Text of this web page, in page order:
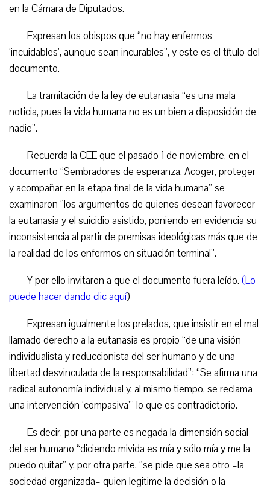
en la Cámara de Diputados.
Expresan los obispos que “no hay enfermos
‘incuidables’, aunque sean incurables”, y este es el título del
documento.
La tramitación de la ley de eutanasia “es una mala
noticia, pues la vida humana no es un bien a disposición de
nadie”.
Recuerda la CEE que el pasado 1 de noviembre, en el
documento “Sembradores de esperanza. Acoger, proteger
y acompañar en la etapa final de la vida humana” se
examinaron “los argumentos de quienes desean favorecer
la eutanasia y el suicidio asistido, poniendo en evidencia su
inconsistencia al partir de premisas ideológicas más que de
la realidad de los enfermos en situación terminal”.
Y por ello invitaron a que el documento fuera leído. (Lo
puede hacer dando clic aquí)
Expresan igualmente los prelados, que insistir en el mal
llamado derecho a la eutanasia es propio “de una visión
individualista y reduccionista del ser humano y de una
libertad desvinculada de la responsabilidad”: “Se afirma una
radical autonomía individual y, al mismo tiempo, se reclama
una intervención ‘compasiva’” lo que es contradictorio.
Es decir, por una parte es negada la dimensión social
del ser humano “diciendo mivida es mía y sólo mía y me la
puedo quitar” y, por otra parte, “se pide que sea otro –la
sociedad organizada– quien legitime la decisión o la